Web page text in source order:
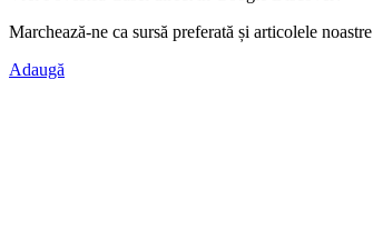
Marchează-ne ca sursă preferată și articolele
Adaugă